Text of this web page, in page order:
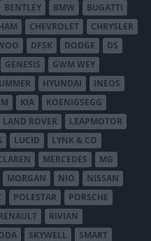
BENTLEY BMW
BUGATTI
CHEVROLET
CHRYSLER
DFSK DODGE
DS
GENESIS
GWM WEY
HYUNDAI
INEOS
KIA
KOENIGSEGG
LAND ROVER
LEAPMOTOR
LUCID
LYNK & CO
MERCEDES
MG
MORGAN NIO
NISSAN
POLESTAR
PORSCHE
RIVIAN
SKYWELL SMART